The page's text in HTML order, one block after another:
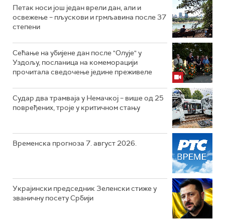
Петак носи још један врели дан, али и
освежење – пљускови и грмљавина после 37
степени
Сећање на убијене дан после "Олује" у
Уздољу, посланица на комеморацији
прочитала сведочење једине преживеле
Судар два трамваја у Немачкој – више од 25
повређених, троје у критичном стању
Временска прогноза 7. август 2026.
Украјински председник Зеленски стиже у
званичну посету Србији